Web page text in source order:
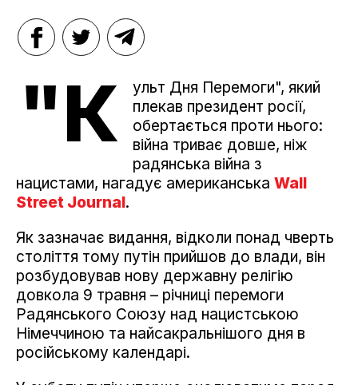
"К
ульт Дня Перемоги", який
плекав президент росії,
обертається проти нього:
війна триває довше, ніж
радянська війна з
нацистами, нагадує американська Wall
Street Journal.
Як зазначає видання, відколи понад чверть
століття тому путін прийшов до влади, він
розбудовував нову державну релігію
довкола 9 травня – річниці перемоги
Радянського Союзу над нацистською
Німеччиною та найсакральнішого дня в
російському календарі.